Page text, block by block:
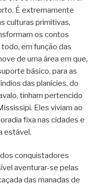
É extremamente
culturas primitivas,
os contos
em função das
de uma área em que,
básico, para as
das planícies, do
tinham pertencido
Eles viviam ao
fixa nas cidades e
estável.
conquistadores
aventurar-se pelas
das manadas de